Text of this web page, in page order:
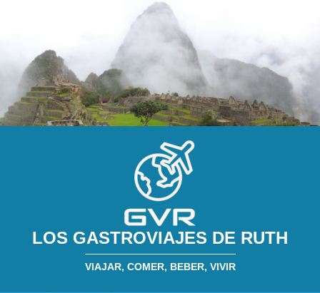
LOS GASTROVIAJES DE RUTH
VIAJAR, COMER, BEBER, VIVIR